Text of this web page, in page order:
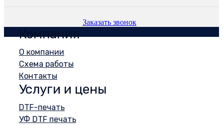
Заказать звонок
Компания
О компании
Схема работы
Контакты
Услуги и цены
DTF-печать
УФ DTF печать